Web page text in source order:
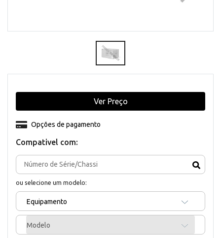
Compativel com:
ou selecione um modelo:
Equipamento
Modelo
Opções de pagamento
Ver Preço